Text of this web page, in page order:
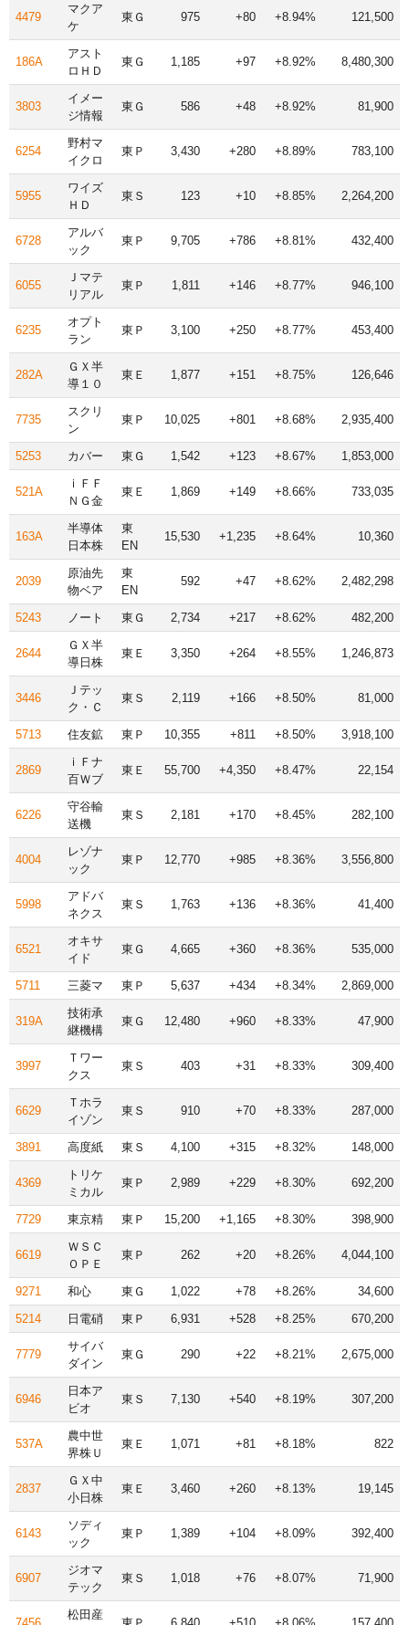
4479
マクア
ケ
東Ｇ 975 +80 +8.94% 121,500
186A
アスト
ロＨＤ
東Ｇ 1,185 +97 +8.92% 8,480,300
3803
イメー
ジ情報
東Ｇ 586 +48 +8.92% 81,900
6254
野村マ
イクロ
東Ｐ 3,430 +280 +8.89% 783,100
5955
ワイズ
ＨＤ
東Ｓ 123 +10 +8.85% 2,264,200
6728
アルバ
ック
東Ｐ 9,705 +786 +8.81% 432,400
6055
Ｊマテ
リアル
東Ｐ 1,811 +146 +8.77% 946,100
6235
オプト
ラン
東Ｐ 3,100 +250 +8.77% 453,400
282A
ＧＸ半
導１０
東Ｅ 1,877 +151 +8.75% 126,646
7735
スクリ
ン
東Ｐ 10,025 +801 +8.68% 2,935,400
5253 カバー 東Ｇ 1,542 +123 +8.67% 1,853,000
521A
ｉＦＦ
ＮＧ金
東Ｅ 1,869 +149 +8.66% 733,035
163A
半導体
日本株
東
EN
15,530 +1,235 +8.64% 10,360
2039
原油先
物ベア
東
EN
592 +47 +8.62% 2,482,298
5243 ノート 東Ｇ 2,734 +217 +8.62% 482,200
2644
ＧＸ半
導日株
東Ｅ 3,350 +264 +8.55% 1,246,873
3446
Ｊテッ
ク・Ｃ
東Ｓ 2,119 +166 +8.50% 81,000
5713 住友鉱 東Ｐ 10,355 +811 +8.50% 3,918,100
2869
ｉＦナ
百Ｗブ
東Ｅ 55,700 +4,350 +8.47% 22,154
6226
守谷輸
送機
東Ｓ 2,181 +170 +8.45% 282,100
4004
レゾナ
ック
東Ｐ 12,770 +985 +8.36% 3,556,800
5998
アドバ
ネクス
東Ｓ 1,763 +136 +8.36% 41,400
6521
オキサ
イド
東Ｇ 4,665 +360 +8.36% 535,000
5711 三菱マ 東Ｐ 5,637 +434 +8.34% 2,869,000
319A
技術承
継機構
東Ｇ 12,480 +960 +8.33% 47,900
3997
Ｔワー
クス
東Ｓ 403 +31 +8.33% 309,400
6629
Ｔホラ
イゾン
東Ｓ 910 +70 +8.33% 287,000
3891 高度紙 東Ｓ 4,100 +315 +8.32% 148,000
4369
トリケ
ミカル
東Ｐ 2,989 +229 +8.30% 692,200
7729 東京精 東Ｐ 15,200 +1,165 +8.30% 398,900
6619
ＷＳＣ
ＯＰＥ
東Ｐ 262 +20 +8.26% 4,044,100
9271 和心 東Ｇ 1,022 +78 +8.26%
34,600
5214
日電硝 東Ｐ 6,931 +528 +8.25% 670,200
7779
サイバ
ダイン
東Ｇ 290 +22 +8.21% 2,675,000
6946
日本ア
ビオ
東Ｓ 7,130 +540 +8.19% 307,200
537A
農中世
界株Ｕ
東Ｅ 1,071 +81 +8.18% 822
2837
ＧＸ中
小日株
東Ｅ 3,460 +260 +8.13% 19,145
6143
ソディ
ック
東Ｐ 1,389 +104 +8.09% 392,400
6907
ジオマ
テック
東Ｓ 1,018 +76 +8.07% 71,900
松田産